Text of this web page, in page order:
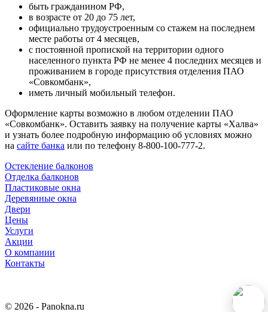
быть гражданином РФ,
в возрасте от 20 до 75 лет,
официально трудоустроенным со стажем на последнем
месте работы от 4 месяцев,
с постоянной пропиской на территории одного
населенного пункта РФ не менее 4 последних месяцев и
проживанием в городе присутствия отделения ПАО
«Совкомбанк»,
иметь личный мобильный телефон.
Оформление карты возможно в любом отделении ПАО
«Совкомбанк». Оставить заявку на получение карты «Халва»
и узнать более подробную информацию об условиях можно
на сайте банка или по телефону 8-800-100-777-2.
Остекление балконов
Отделка балконов
Пластиковые окна
Деревянные окна
Двери
Цены
Услуги
Акции
О компании
Контакты
© 2026 - Panokna.ru